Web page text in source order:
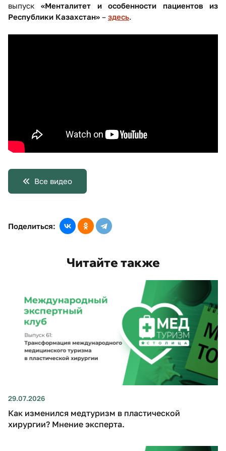
выпуск«Менталитет и особенности пациентов из
Республики Казахстан» – здесь.
Все видео
Поделиться:
Читайте также
29.07.2026
Как изменился медтуризм в пластической
хирургии? Мнение эксперта.